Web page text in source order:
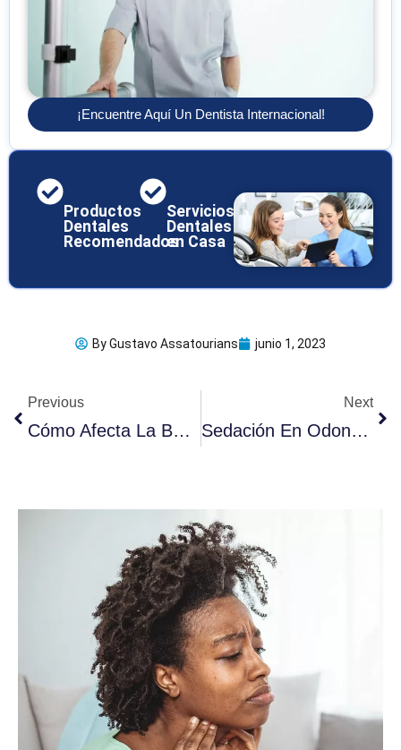
¡Encuentre Aquí Un Dentista Internacional!
Productos
Dentales
Recomendados
Servicios
Dentales
en Casa
ByGustavo Assatourians junio 1, 2023
Previous
Cómo Afecta La Bulimia En Los Dientes: 8 Síntomas Claves
Next
Sedación En Odontología: 6 Riesgos Potenciales